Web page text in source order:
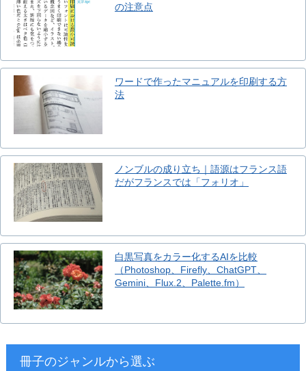
の注意点
ワードで作ったマニュアルを印刷する方
法
ノンブルの成り立ち｜語源はフランス語
だがフランスでは「フォリオ」
白黒写真をカラー化するAIを比較
（Photoshop、Firefly、ChatGPT、
Gemini、Flux.2、Palette.fm）
冊子のジャンルから選ぶ